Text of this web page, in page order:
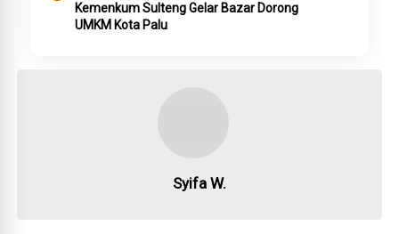
Kemenkum Sulteng Gelar Bazar Dorong
UMKM Kota Palu
Syifa W.